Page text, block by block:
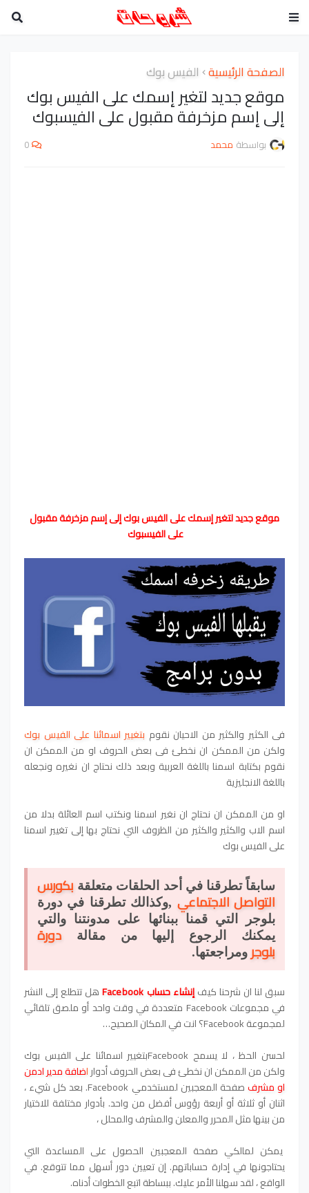
الصفحة الرئيسية الفيس بوك
موقع جديد لتغير إسمك على الفيس بوك
إلى إسم مزخرفة مقبول على الفيسبوك
بواسطة محمد 0
موقع جديد لتغير إسمك على الفيس بوك إلى إسم مزخرفة مقبول
على الفيسبوك
فى الكثير والكثير من الاحيان نقوم بتغيير اسمائنا على الفيس بوك
ولكن من الممكن ان نخطئ فى بعض الحروف او من الممكن ان
نقوم بكتابة اسمنا باللغة العربية وبعد ذلك نحتاج ان نغيره ونجعله
باللغة الانجليزية
او من الممكن ان نحتاج ان نغير اسمنا ونكتب اسم العائلة بدلا من
اسم الاب والكثير والكثير من الظروف التي نحتاج بها إلى تغيير اسمنا
على الفيس بوك
سابقاً تطرقنا في أحد الحلقات متعلقة بكورس
التواصل الاجتماعي ,وكذالك تطرقنا في دورة
بلوجر التي قمنا ببنائها على مدونتنا والتي
يمكنك الرجوع إليها من مقالة دورة
بلوجر ومراجعتها.
سبق لنا ان شرحنا كيفإنشاء حسابFacebookهل تتطلع إلى النشر
في مجموعات Facebook متعددة في وقت واحد أو ملصق تلقائي
لمجموعة Facebook؟ انت في المكان الصحيح…
لحسن الحظ ، لا يسمح Facebookبتغيير اسمائنا على الفيس بوك
ولكن من الممكن ان نخطئ فى بعض الحروف أدواراضافة مدير ادمن
او مشرف
صفحة المعجبين لمستخدمي Facebook. بعد كل شيء ،
اثنان أو ثلاثة أو أربعة رؤوس أفضل من واحد. بأدوار مختلفة للاختيار
من بينها مثل المحرر والمعلن والمشرف والمحلل ،
يمكن لمالكي صفحة المعجبين الحصول على المساعدة التي
يحتاجونها في إدارة حساباتهم. إن تعيين دور أسهل مما تتوقع. في
الواقع ، لقد سهلنا الأمر عليك. ببساطة اتبع الخطوات أدناه.